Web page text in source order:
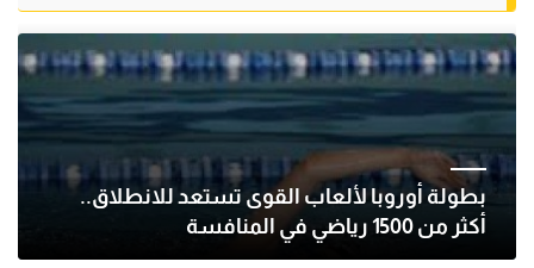
بطولة أوروبا لألعاب القوى تستعد للانطلاق..
أكثر من 1500 رياضي في المنافسة